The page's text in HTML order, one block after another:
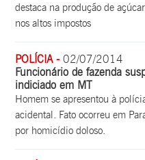
destaca na produção de
nos altos impostos
POLÍCIA -02/07/2014
Funcionário de fazenda
indiciado em MT
Homem se apresentou à
acidental. Fato ocorreu em
por homicídio doloso.